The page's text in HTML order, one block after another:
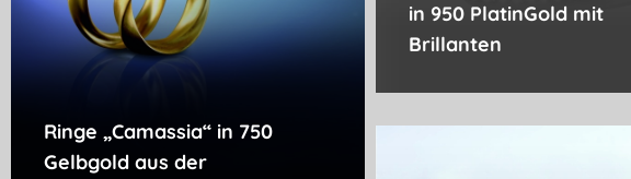
in 950 PlatinGold mit
Brillanten
Ringe „Camassia“ in 750
Gelbgold aus der